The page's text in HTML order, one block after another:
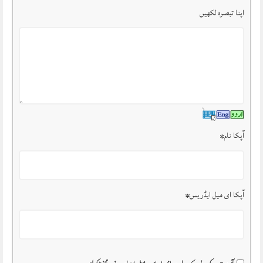
اپنا تبصرہ لکھیں
آپکا نام*
آپکا ای میل ایڈریس*